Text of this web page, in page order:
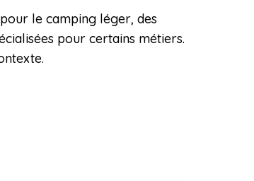
le camping léger, des
pour certains métiers.